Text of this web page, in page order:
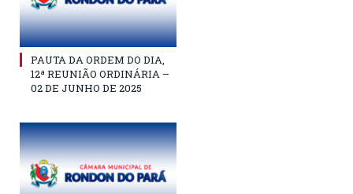
PAUTA DA ORDEM DO DIA,
12ª REUNIÃO ORDINÁRIA –
02 DE JUNHO DE 2025